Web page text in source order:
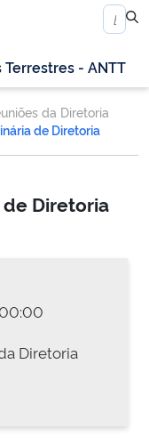
- ANTT
da Diretoria
de Diretoria
de Diretoria
Diretoria 